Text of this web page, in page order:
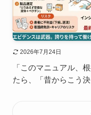
2026年7月24日
「このマニュアル、
たら、「昔からこう